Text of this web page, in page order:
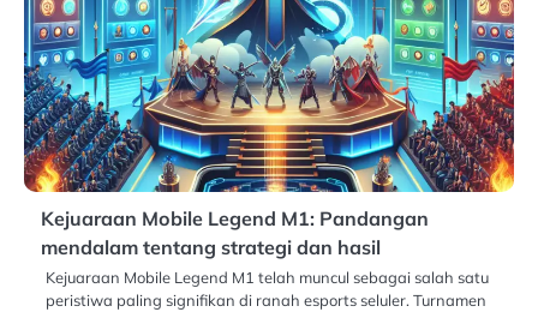
Kejuaraan Mobile Legend M1: Pandangan
mendalam tentang strategi dan hasil
Kejuaraan Mobile Legend M1 telah muncul sebagai salah satu
peristiwa paling signifikan di ranah esports seluler. Turnamen